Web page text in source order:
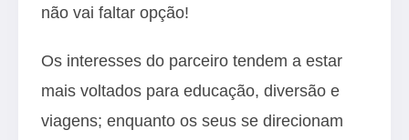
não vai faltar opção!
Os interesses do parceiro tendem a estar
mais voltados para educação, diversão e
viagens; enquanto os seus se direcionam